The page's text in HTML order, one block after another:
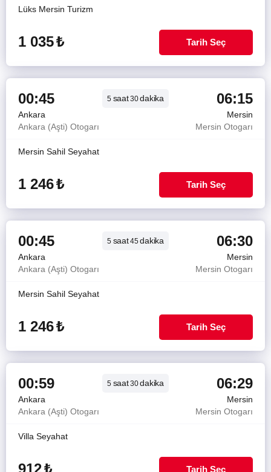
Lüks Mersin Turizm
1 035₺ Tarih Seç
00:45 5 saat30dakika 06:15
Ankara
Mersin
Ankara (Aşti) Otogarı
Mersin Otogarı
Mersin Sahil Seyahat
1 246₺ Tarih Seç
00:45 5 saat45dakika 06:30
Ankara
Mersin
Ankara (Aşti) Otogarı
Mersin Otogarı
Mersin Sahil Seyahat
1 246₺ Tarih Seç
00:59 5 saat30dakika 06:29
Ankara
Mersin
Ankara (Aşti) Otogarı
Mersin Otogarı
Villa Seyahat
912₺ Tarih Seç